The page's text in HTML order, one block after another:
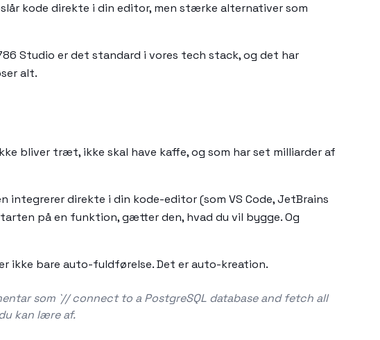
kode direkte i din editor, men stærke alternativer som
Studio er det standard i vores tech stack, og det har
alt.
bliver træt, ikke skal have kaffe, og som har set milliarder af
direkte i din kode-editor (som VS Code, JetBrains
på en funktion, gætter den, hvad du vil bygge. Og
ikke bare auto-fuldførelse. Det er auto-kreation.
som `// connect to a PostgreSQL database and fetch all
kan lære af.